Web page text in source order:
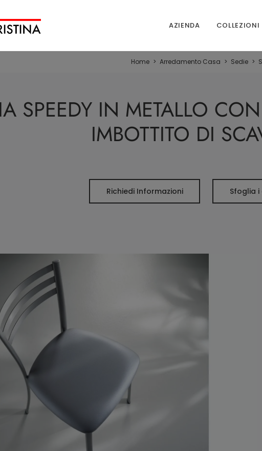
AZIENDA COLLEZIONI
Home > Arredamento Casa > Sedie >
SPEEDY IN METALLO
IMBOTTITO DI
Richiedi Informazioni Sfoglia